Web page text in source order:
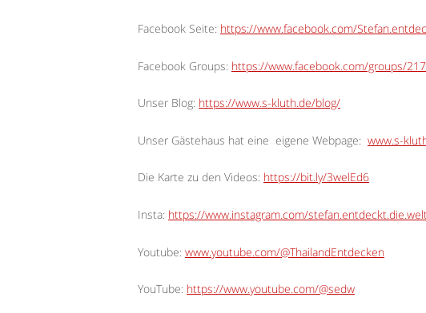
Facebook Seite: https://www.facebook.com/
Facebook Groups: https://www.facebook.com/groups/
Unser Blog: https://www.s-kluth.de/blog/
Unser Gästehaus hat eine eigene Webpage: www.s-
Die Karte zu den Videos: https://bit.ly/3welEd6
Insta: https://www.instagram.com/
Youtube: www.youtube.com/@ThailandEntdecken
YouTube: https://www.youtube.com/@sedw